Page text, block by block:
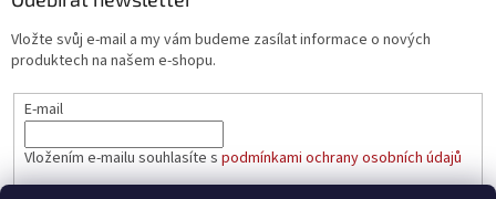
Vložte svůj e-mail a my vám budeme zasílat informace o nových
produktech na našem e-shopu.
E-mail
Vložením e-mailu souhlasíte s podmínkami ochrany osobních údajů